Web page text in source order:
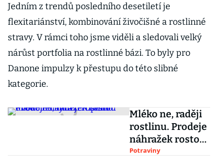
Jedním z trendů posledního desetiletí je
flexitariánství, kombinování živočišné a rostlinné
stravy. V rámci toho jsme viděli a sledovali velký
nárůst portfolia na rostlinné bázi. To byly pro
Danone impulzy k přestupu do této slibné
kategorie.
Mléko ne, raději
rostlinu. Prodeje
náhražek rostou
dvouciferným
Potraviny